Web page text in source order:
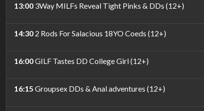
13:00 3Way MILFs Reveal Tight Pinks & DDs (12+)
14:30 2 Rods For Salacious 18YO Coeds (12+)
16:00GILF Tastes DD College Girl (12+)
16:15 Groupsex DDs & Anal adventures (12+)